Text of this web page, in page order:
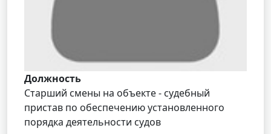
Должность
Старший смены на объекте - судебный
пристав по обеспечению установленного
порядка деятельности судов